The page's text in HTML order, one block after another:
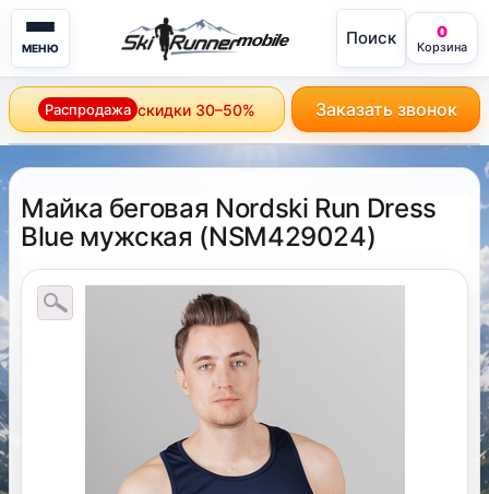
МЕНЮ mobile Поиск 0
Корзина
Распродажа скидки 30–50% Заказать звонок
Майка беговая Nordski Run Dress
Blue мужская (NSM429024)